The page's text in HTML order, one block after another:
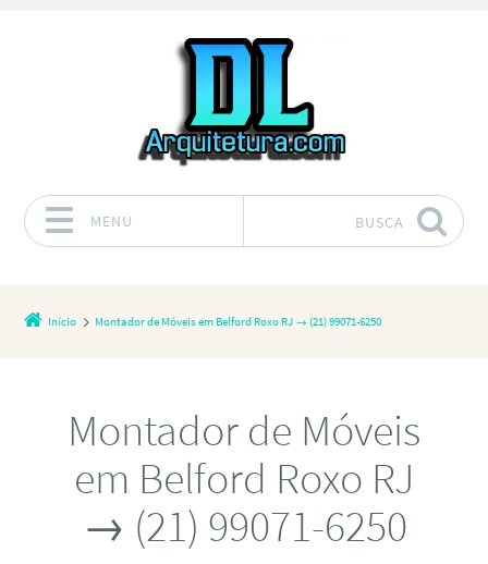
MENU BUSCA
Início Montador de Móveis em Belford Roxo RJ → (21) 99071-6250
Montador de Móveis
em Belford Roxo RJ
→ (21) 99071-6250